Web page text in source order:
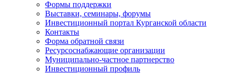
Формы поддержки
Выставки, семинары, форумы
Инвестиционный портал Курганской области
Контакты
Форма обратной связи
Ресурсоснабжающие организации
Муниципально-частное партнерство
Инвестиционный профиль